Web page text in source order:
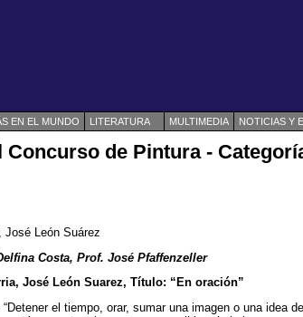
EN EL MUNDO LITERATURA MULTIMEDIA NOTICIAS Y
Concurso de Pintura -
José León Suárez
Costa, Prof. José Pfaffenzeller
José León Suarez, Título: “En oración”
el tiempo, orar, sumar una imagen o una idea